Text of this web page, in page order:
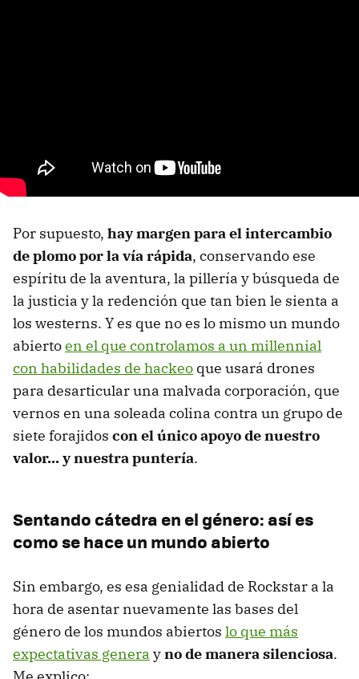
Por supuesto, hay margen para el intercambio
de plomo por la vía rápida, conservando ese
espíritu de la aventura, la pillería y búsqueda de
la justicia y la redención que tan bien le sienta a
los westerns. Y es que no es lo mismo un mundo
abiertoen el que controlamos a un millennial
con habilidades de hackeo que usará drones
para desarticular una malvada corporación, que
vernos en una soleada colina contra un grupo de
siete forajidos con el único apoyo de nuestro
valor... y nuestra puntería.
Sentando cátedra en el género: así es
como se hace un mundo abierto
Sin embargo, es esa genialidad de Rockstar a la
hora de asentar nuevamente las bases del
género de los mundos abiertos lo que más
expectativas genera yno de manera silenciosa.